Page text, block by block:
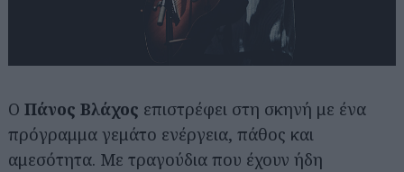
Ο Πάνος Βλάχος επιστρέφει στη σκηνή με ένα
πρόγραμμα γεμάτο ενέργεια, πάθος και
αμεσότητα. Με τραγούδια που έχουν ήδη